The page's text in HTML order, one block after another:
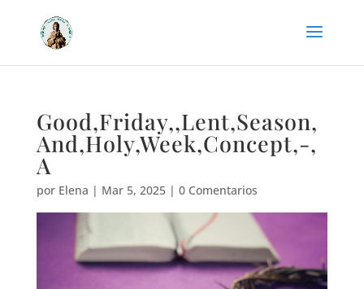
Good,Friday,,Lent,Season,
And,Holy,Week,Concept,-,
A
por Elena | Mar 5, 2025| 0 Comentarios